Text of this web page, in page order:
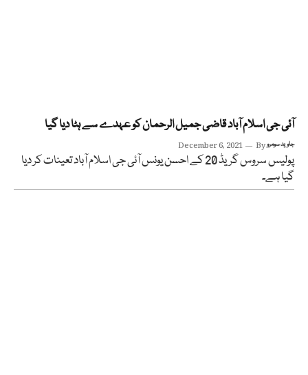
آئی جی اسلام آباد قاضی جمیل الرحمان کو عہدے سے ہٹا دیا گیا
December 6, 2021 Byجاوید سومرو
پولیس سروس گریڈ 20 کے احسن یونس آئی جی اسلام آباد تعینات کر دیا
گیا ہے۔